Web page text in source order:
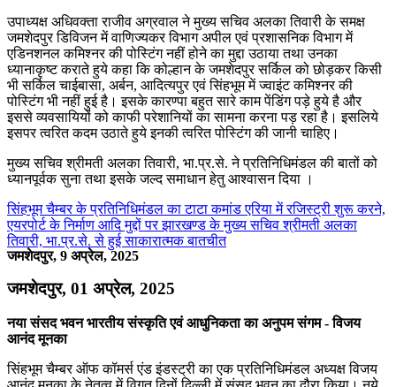
उपाध्यक्ष अधिवक्ता राजीव अग्रवाल ने मुख्य सचिव अलका तिवारी के समक्ष
जमशेदपुर डिविजन में वाणिज्यकर विभाग अपील एवं प्रशासनिक विभाग में
एडिनशनल कमिश्नर की पोस्टिंग नहीं होने का मुद्दा उठाया तथा उनका
ध्यानाकृष्ट कराते हुये कहा कि कोल्हान के जमशेदपुर सर्किल को छोड़कर किसी
भी सर्किल चाईबासा, अर्बन, आदित्यपुर एवं सिंहभूम में ज्वाइंट कमिश्नर की
पोस्टिंग भी नहीं हुई है। इसके कारण्पा बहुत सारे काम पेंडिंग पड़े हुये है और
इससे व्यवसायियों को काफी परेशानियों का सामना करना पड़ रहा है। इसलिये
इसपर त्वरित कदम उठाते हुये इनकी त्वरित पोस्टिंग की जानी चाहिए।
मुख्य सचिव श्रीमती अलका तिवारी, भा.प्र.से. ने प्रतिनिधिमंडल की बातों को
ध्यानपूर्वक सुना तथा इसके जल्द समाधान हेतु आश्वासन दिया ।
सिंहभूम चैम्बर के प्रतिनिधिमंडल का टाटा कमांड एरिया में रजिस्ट्री शुरू करने,
एयरपोर्ट के निर्माण आदि मुद्दों पर झारखण्ड के मुख्य सचिव श्रीमती अलका
तिवारी, भा.प्र.से. से हुई साकारात्मक बातचीत
जमशेदपुर, 9 अप्रेल, 2025
जमशेदपुर, 01 अप्रेल, 2025
नया संसद भवन भारतीय संस्कृति एवं आधुनिकता का अनुपम संगम - विजय
आनंद मूनका
सिंहभूम चैम्बर ऑफ कॉमर्स एंड इंडस्ट्री का एक प्रतिनिधिमंडल अध्यक्ष विजय